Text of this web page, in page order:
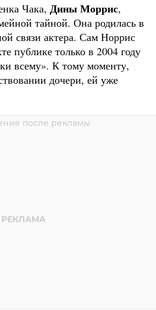
Чака, Дины Моррис,
тайной. Она родилась в
связи актера. Сам Норрис
публике только в 2004 году
всему». К тому моменту,
дочери, ей уже